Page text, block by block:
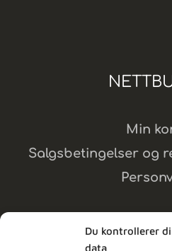
Du kontrollerer
data
Min
Salgsbetingelser og